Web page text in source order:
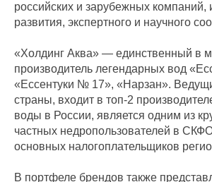
российских и зарубежных компаний,
развития, экспертного и научного
«Холдинг Аква» — единственный в
производитель легендарных вод
«Ессентуки № 17», «Нарзан».
страны, входит в топ-2
воды в России, является одним из
частных недропользователей в
основных налогоплательщиков
В портфеле брендов также